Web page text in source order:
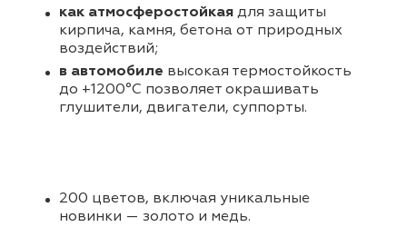
как атмосферостойкая для защиты
кирпича, камня, бетона от природных
воздействий;
в автомобиле высокая термостойкость
до +1200°С позволяет окрашивать
глушители, двигатели, суппорты.
200 цветов, включая уникальные
новинки — золото и медь.